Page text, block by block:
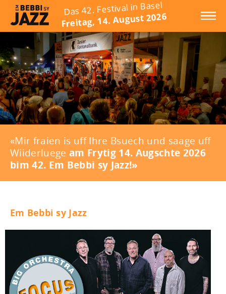
Das 42. Festival in Basel
Freitag, 14. August 2026
«Mir fraien is uff Ihre Bsuech und saage uff
Wiiderluege am Frytig 14. Augschte 2026
bim 42. Em Bebbi sy Jazz!»
Em Bebbi sy Jazz